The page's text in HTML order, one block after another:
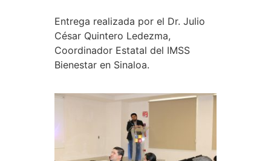
Entrega realizada por el Dr. Julio
César Quintero Ledezma,
Coordinador Estatal del IMSS
Bienestar en Sinaloa.